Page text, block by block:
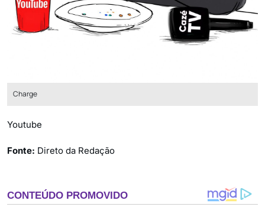
Charge
Youtube
Fonte: Direto da Redação